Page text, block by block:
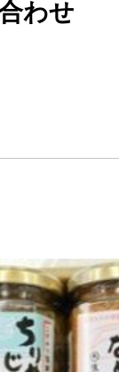
は
わせ